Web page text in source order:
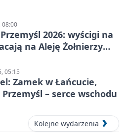
08:00
2026: wyścigi na
na Aleję Żołnierzy
05:15
Zamek w Łańcucie,
– serce wschodu
Kolejne wydarzenia